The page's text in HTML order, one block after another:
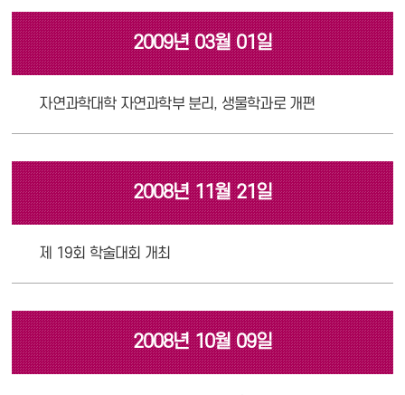
2009년 03월 01일
자연과학대학 자연과학부 분리, 생물학과로 개편
2008년 11월 21일
제 19회 학술대회 개최
2008년 10월 09일